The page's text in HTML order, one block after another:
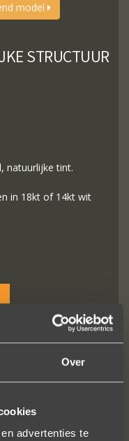
Over
advertenties te
model
STRUCTUUR
natuurlijke tint.
in 18kt of 14kt wit
MEDIA